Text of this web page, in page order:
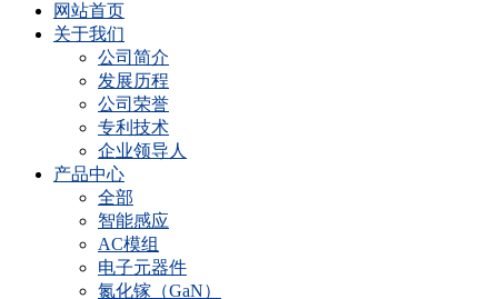
网站首页
关于我们
公司简介
发展历程
公司荣誉
专利技术
企业领导人
产品中心
全部
智能感应
AC模组
电子元器件
氮化镓（GaN）